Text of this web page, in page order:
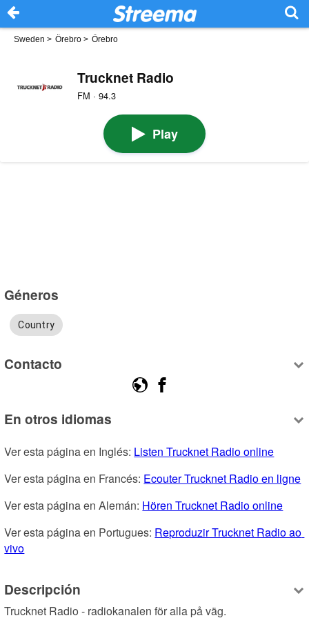
Sweden > Örebro > Örebro
Trucknet Radio
FM · 94.3
Play
Géneros
Country
Contacto
En otros idiomas
Ver esta página en Inglés: Listen Trucknet Radio online
Ver esta página en Francés: Ecouter Trucknet Radio en ligne
Ver esta página en Alemán: Hören Trucknet Radio online
Ver esta página en Portugues: Reproduzir Trucknet Radio ao
vivo
Descripción
Trucknet Radio - radiokanalen för alla på väg.